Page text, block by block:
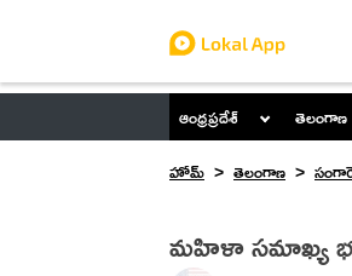
ఆంధ్రప్రదేశ్ తెలంగాణ
హోమ్
తెలంగాణ
మహిళా సమాఖ్య